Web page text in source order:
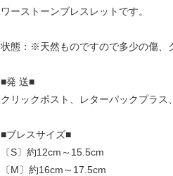
ワーストーンブレスレットです。
状態：※天然ものですので多少の傷、
■発 送■
クリックポスト、レターパックプラス
■ブレスサイズ■
〔S〕約12cm～15.5cm
〔M〕約16cm～17.5cm